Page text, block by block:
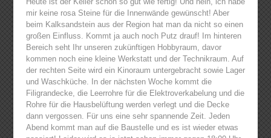
mir keine rosa Steine für die Innenwände gewünscht! Aber
beim Kalksandstein aus der Region hat man da nicht so einen
großen Einfluss. Kommt ja auch noch Putz drauf! Im hinteren
Bereich seht Ihr unseren zukünftigen Hobbyraum, davor
kommen noch eine kleine Werkstatt und der Technikraum. Auf
der rechten Seite wird ein Kinoraum untergebracht sowie Lager
und Waschküche. In der nächsten Woche kommt die
Filigrandecke, die Leerrohre für die Elektroverkabelung und die
Rohre für die Hausbelüftung werden verlegt und die Decke
dann vergossen. Für uns eine sehr spannende Zeit. Jeden
Abend kommt man auf die Baustelle und es ist wieder etwas